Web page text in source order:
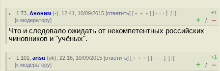
1.73 ,Аноним (-), 12:41, 10/09/2015 [ответить] [ ﹢﹢﹢] [ · · ·][↑]
[к модератору]
+1
+ / –
Что и следовало ожидать от некомпетентных российских
чиновников и "учёных".
1.101 ,arisu (ok), 22:16, 10/09/2015 [ответить] [ ﹢﹢﹢] [ · · ·][↓]
[к модератору]
+1
+ / –